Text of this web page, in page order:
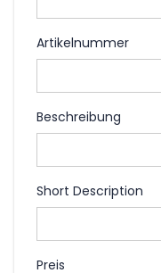
Artikelnummer
Beschreibung
Short Description
Preis